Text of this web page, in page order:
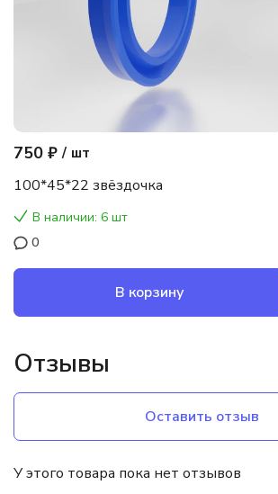
750 ₽ / шт
100*45*22 звёздочка
В наличии: 6 шт
0
В корзину
Отзывы
Оставить отзыв
У этого товара пока нет отзывов